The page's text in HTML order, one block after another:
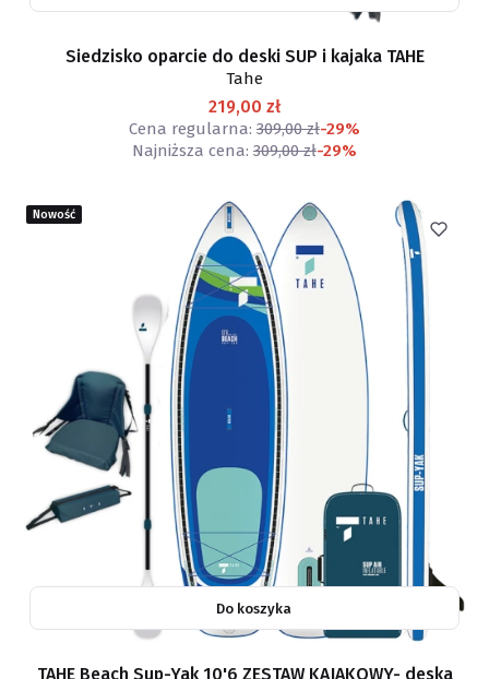
Siedzisko oparcie do deski SUP i kajaka TAHE
Tahe
219,00 zł
Cena regularna: 309,00 zł-29%
Najniższa cena: 309,00 zł-29%
Nowość
Do koszyka
TAHE Beach Sup-Yak 10'6 ZESTAW KAJAKOWY- deska